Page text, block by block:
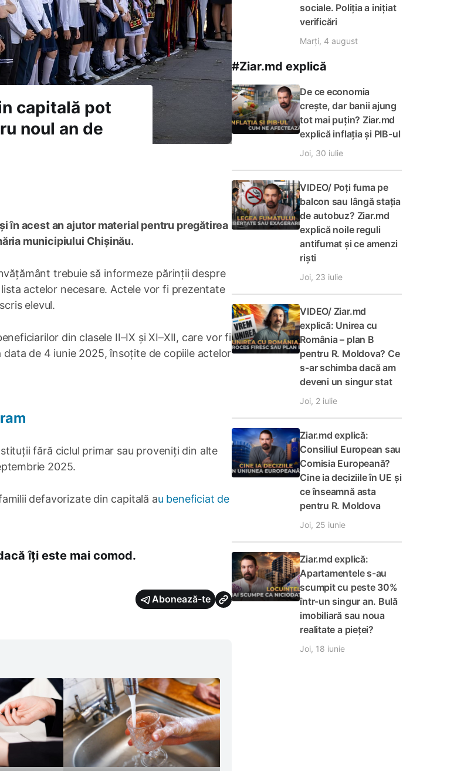
capitală pot
noul an de
în acest an ajutor material pentru pregătirea
municipiului Chișinău.
trebuie să informeze părinții despre
actelor necesare. Actele vor fi prezentate
elevul.
din clasele II–IX și XI–XII, care vor fi
de 4 iunie 2025, însoțite de copiile actelor
fără ciclul primar sau proveniți din alte
2025.
defavorizate din capitală au beneficiat de
îți este mai comod.
Abonează-te
sociale. Poliția a inițiat
verificări
Marți, 4 august
#Ziar.md explică
De ce economia
crește, dar banii ajung
tot mai puțin? Ziar.md
explică inflația și PIB-ul
Joi, 30 iulie
VIDEO/ Poți fuma pe
balcon sau lângă stația
de autobuz? Ziar.md
explică noile reguli
antifumat și ce amenzi
riști
Joi, 23 iulie
VIDEO/ Ziar.md
explică: Unirea cu
România – plan B
pentru R. Moldova? Ce
s-ar schimba dacă am
deveni un singur stat
Joi, 2 iulie
Ziar.md explică:
Consiliul European sau
Comisia Europeană?
Cine ia deciziile în UE și
ce înseamnă asta
pentru R. Moldova
Joi, 25 iunie
Ziar.md explică:
Apartamentele s-au
scumpit cu peste 30%
într-un singur an. Bulă
imobiliară sau noua
realitate a pieței?
Joi, 18 iunie